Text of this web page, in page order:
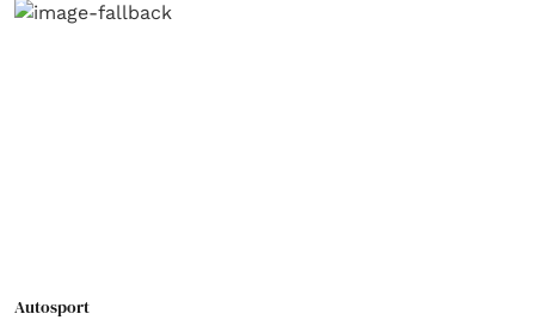
Autosport